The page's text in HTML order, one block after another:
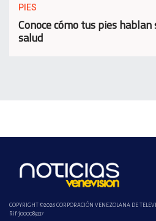
PIES
Conoce cómo tus pies
salud
COPYRIGHT ©2026 CORPORACIÓN VENEZOLANA DE
Rif-j000089337